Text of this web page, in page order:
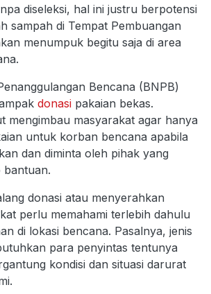
diseleksi, hal ini justru berpotensi
sampah di Tempat Pembuangan
menumpuk begitu saja di area
Bencana (BNPB)
donasi pakaian bekas.
mengimbau masyarakat agar hanya
untuk korban bencana apabila
dan diminta oleh pihak yang
bantuan.
donasi atau menyerahkan
perlu memahami terlebih dahulu
di lokasi bencana. Pasalnya, jenis
para penyintas tentunya
kondisi dan situasi darurat